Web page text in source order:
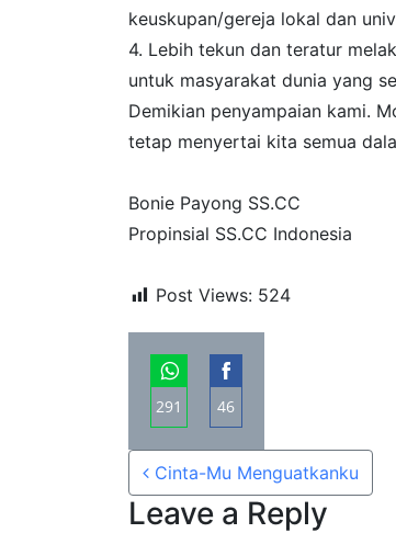
keuskupan/gereja lokal dan
4. Lebih tekun dan teratur
untuk masyarakat dunia yang
Demikian penyampaian kami.
tetap menyertai kita semua
Bonie Payong SS.CC
Propinsial SS.CC Indonesia
Post Views: 524
291
on
WhatsApp
46
on
Facebook
Post navigation
Cinta-Mu Menguatkanku
Leave a Reply